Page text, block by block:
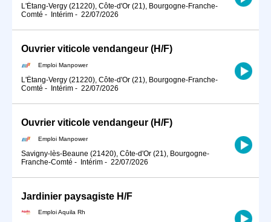
L'Étang-Vergy (21220), Côte-d'Or (21), Bourgogne-Franche-
Comté - Intérim - 22/07/2026
Ouvrier viticole vendangeur (H/F)
Emploi Manpower
L'Étang-Vergy (21220), Côte-d'Or (21), Bourgogne-Franche-
Comté - Intérim - 22/07/2026
Ouvrier viticole vendangeur (H/F)
Emploi Manpower
Savigny-lès-Beaune (21420), Côte-d'Or (21), Bourgogne-
Franche-Comté - Intérim - 22/07/2026
Jardinier paysagiste H/F
Emploi Aquila Rh